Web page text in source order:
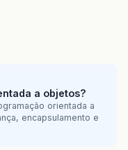
a objetos?
orientada a
encapsulamento e